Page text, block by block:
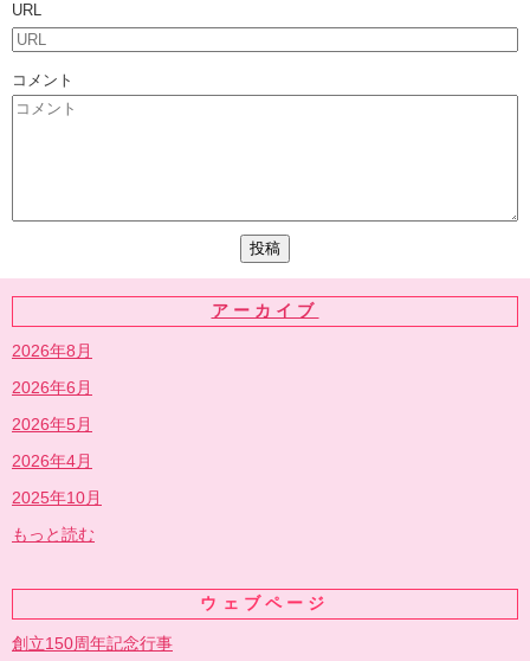
URL
コメント
アーカイブ
2026年8月
2026年6月
2026年5月
2026年4月
2025年10月
もっと読む
ウェブページ
創立150周年記念行事